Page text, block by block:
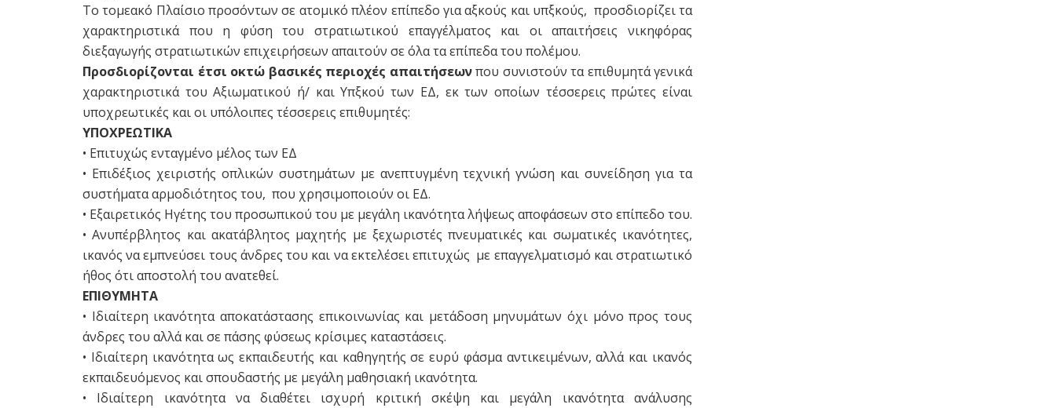
Το τομεακό Πλαίσιο προσόντων σε ατομικό πλέον επίπεδο για αξκούς και υπξκούς, προσδιορίζει τα
χαρακτηριστικά που η φύση του στρατιωτικού επαγγέλματος και οι απαιτήσεις νικηφόρας
διεξαγωγής στρατιωτικών επιχειρήσεων απαιτούν σε όλα τα επίπεδα του πολέμου.
Προσδιορίζονται έτσι οκτώ βασικές περιοχές απαιτήσεωνπου συνιστούν τα επιθυμητά γενικά
χαρακτηριστικά του Αξιωματικού ή/ και Υπξκού των ΕΔ, εκ των οποίων τέσσερεις πρώτες είναι
υποχρεωτικές και οι υπόλοιπες τέσσερεις επιθυμητές:
ΥΠΟΧΡΕΩΤΙΚΑ
• Επιτυχώς ενταγμένο μέλος των ΕΔ
• Επιδέξιος χειριστής οπλικών συστημάτων με ανεπτυγμένη τεχνική γνώση και συνείδηση για τα
συστήματα αρμοδιότητος του, που χρησιμοποιούν οι ΕΔ.
• Εξαιρετικός Ηγέτης του προσωπικού του με μεγάλη ικανότητα λήψεως αποφάσεων στο επίπεδο του.
• Ανυπέρβλητος και ακατάβλητος μαχητής με ξεχωριστές πνευματικές και σωματικές ικανότητες,
ικανός να εμπνεύσει τους άνδρες του και να εκτελέσει επιτυχώς με επαγγελματισμό και στρατιωτικό
ήθος ότι αποστολή του ανατεθεί.
ΕΠΙΘΥΜΗΤΑ
• Ιδιαίτερη ικανότητα αποκατάστασης επικοινωνίας και μετάδοση μηνυμάτων όχι μόνο προς τους
άνδρες του αλλά και σε πάσης φύσεως κρίσιμες καταστάσεις.
• Ιδιαίτερη ικανότητα ως εκπαιδευτής και καθηγητής σε ευρύ φάσμα αντικειμένων, αλλά και ικανός
εκπαιδευόμενος και σπουδαστής με μεγάλη μαθησιακή ικανότητα.
• Ιδιαίτερη ικανότητα να διαθέτει ισχυρή κριτική σκέψη και μεγάλη ικανότητα ανάλυσης